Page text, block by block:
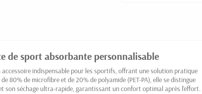
de sport absorbante personnalisable
accessoire indispensable pour les sportifs, offrant une solution pratique
80% de microfibre et de 20% de polyamide (PET-PA), elle se distingue
son séchage ultra-rapide, garantissant un confort optimal après l'effort.